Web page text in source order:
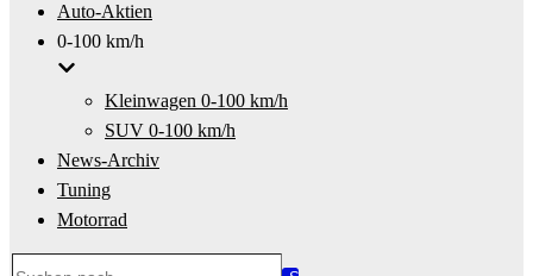
Auto-Aktien
0-100 km/h
Kleinwagen 0-100 km/h
SUV 0-100 km/h
News-Archiv
Tuning
Motorrad